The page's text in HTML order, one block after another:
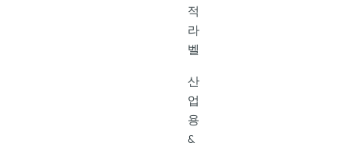
적
라
벨
산
업
용
&